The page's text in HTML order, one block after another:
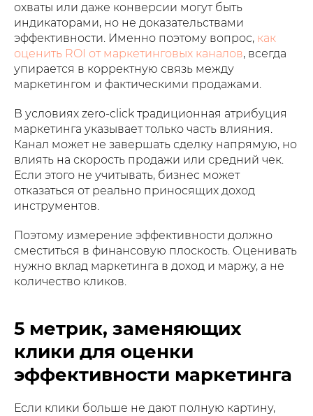
охваты или даже конверсии могут быть
индикаторами, но не доказательствами
эффективности. Именно поэтому вопрос, как
оценить ROI от маркетинговых каналов, всегда
упирается в корректную связь между
маркетингом и фактическими продажами.
В условиях zero-click традиционная атрибуция
маркетинга указывает только часть влияния.
Канал может не завершать сделку напрямую, но
влиять на скорость продажи или средний чек.
Если этого не учитывать, бизнес может
отказаться от реально приносящих доход
инструментов.
Поэтому измерение эффективности должно
сместиться в финансовую плоскость. Оценивать
нужно вклад маркетинга в доход и маржу, а не
количество кликов.
5 метрик, заменяющих
клики для оценки
эффективности маркетинга
Если клики больше не дают полную картину,